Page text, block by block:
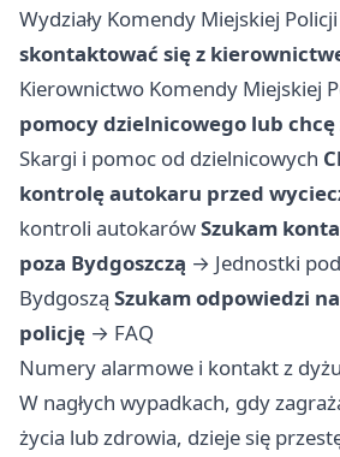
Wydziały Komendy Miejskiej Policji
skontaktować się z
Kierownictwo Komendy Miejskiej
pomocy dzielnicowego lub chcę
Skargi i pomoc od dzielnicowych
kontrolę autokaru przed
kontroli autokarówSzukam
poza Bydgoszczą → Jednostki
Bydgoszą Szukam odpowiedzi
policję → FAQ
Numery alarmowe i kontakt z
W nagłych wypadkach, gdy
życia lub zdrowia, dzieje się